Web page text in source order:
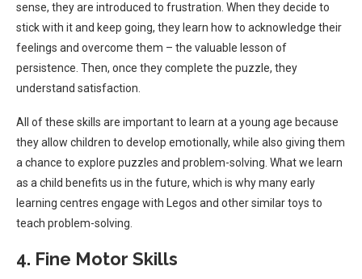
sense, they are introduced to frustration. When they decide to
stick with it and keep going, they learn how to acknowledge their
feelings and overcome them – the valuable lesson of
persistence. Then, once they complete the puzzle, they
understand satisfaction.
All of these skills are important to learn at a young age because
they allow children to develop emotionally, while also giving them
a chance to explore puzzles and problem-solving. What we learn
as a child benefits us in the future, which is why many early
learning centres engage with Legos and other similar toys to
teach problem-solving.
4. Fine Motor Skills